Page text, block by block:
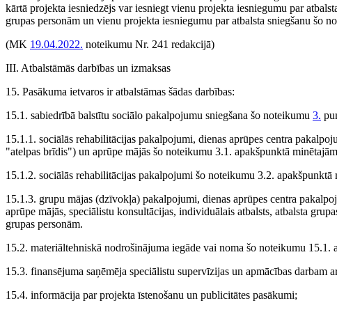
kārtā projekta iesniedzējs var iesniegt vienu projekta iesniegumu par
grupas personām un vienu projekta iesniegumu par atbalsta sniegšanu šo
(MK 19.04.2022. noteikumu Nr. 241 redakcijā)
III. Atbalstāmās darbības un izmaksas
15. Pasākuma ietvaros ir atbalstāmas šādas darbības:
15.1. sabiedrībā balstītu sociālo pakalpojumu sniegšana šo noteikumu 3.
15.1.1. sociālās rehabilitācijas pakalpojumi, dienas aprūpes centra
"atelpas brīdis") un aprūpe mājās šo noteikumu 3.1. apakšpunktā
15.1.2. sociālās rehabilitācijas pakalpojumi šo noteikumu 3.2. apakšpunktā
15.1.3. grupu mājas (dzīvokļa) pakalpojumi, dienas aprūpes centra
aprūpe mājās, speciālistu konsultācijas, individuālais atbalsts, atbalsta
grupas personām.
15.2. materiāltehniskā nodrošinājuma iegāde vai noma šo noteikumu
15.3. finansējuma saņēmēja speciālistu supervīzijas un apmācības darbam
15.4. informācija par projekta īstenošanu un publicitātes pasākumi;